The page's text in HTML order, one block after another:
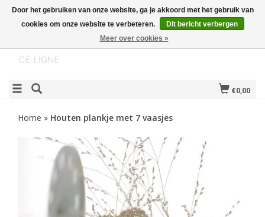
€0,00
Home » Houten plankje met 7 vaasjes
Door het gebruiken van onze website, ga je akkoord met het gebruik van
cookies om onze website te verbeteren.
Dit bericht verbergen
Meer over cookies »